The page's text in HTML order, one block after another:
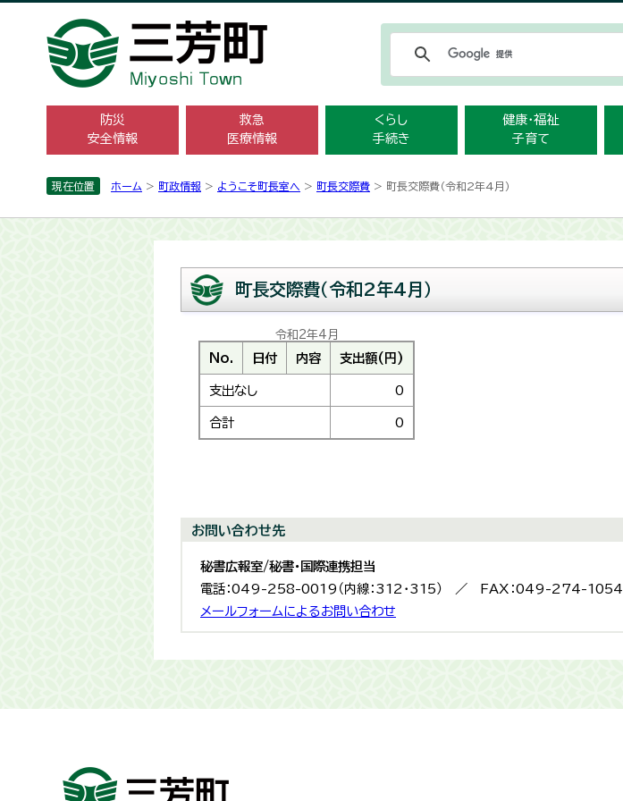
防災
安全情報
救急
医療情報
くらし
手続き
健康・福祉
子育て
現在位置 ホーム > 町政情報 > ようこそ町長室へ > 町長交際費 > 町長交際費（令和2年4月）
町長交際費（令和2年4月）
令和2年4月
No. 日付 内容 支出額(円)
支出なし 0
合計 0
お問い合わせ先
秘書広報室/秘書・国際連携担当
電話：049-258-0019（内線：312・315） ／ FAX：049-274-1054
メールフォームによるお問い合わせ